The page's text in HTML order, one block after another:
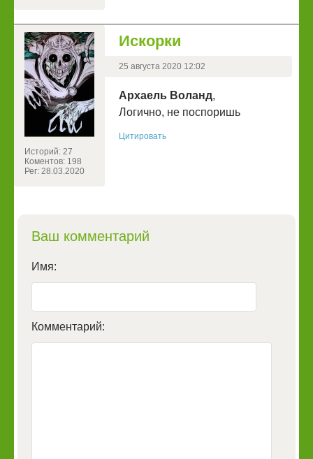
Историй: 27
Коментов: 198
Рег: 28.03.2020
Искорки
25 августа 2020 12:02
Архаель Воланд,
Логично, не поспоришь
Цитировать
Ваш комментарий
Имя:
Комментарий: